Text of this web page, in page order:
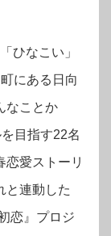
ひなこい」
にある日向
なことか
目指す22名
恋愛ストーリ
と連動した
恋』プロジ